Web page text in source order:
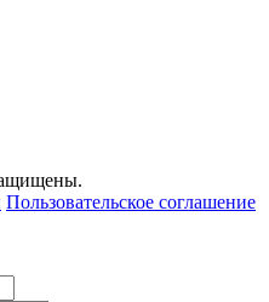
Пользовательское соглашение